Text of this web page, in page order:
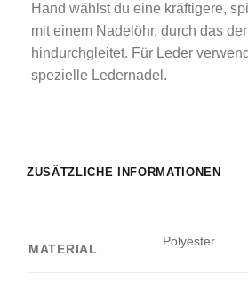
Hand wählst du eine kräftigere,
mit einem Nadelöhr, durch das
hindurchgleitet. Für Leder
spezielle Ledernadel.
ZUSÄTZLICHE INFORMATIONEN
MATERIAL
Polyester